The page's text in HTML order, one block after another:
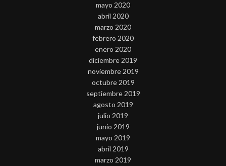
mayo 2020
abril 2020
marzo 2020
febrero 2020
enero 2020
diciembre 2019
noviembre 2019
octubre 2019
septiembre 2019
agosto 2019
julio 2019
junio 2019
mayo 2019
abril 2019
marzo 2019